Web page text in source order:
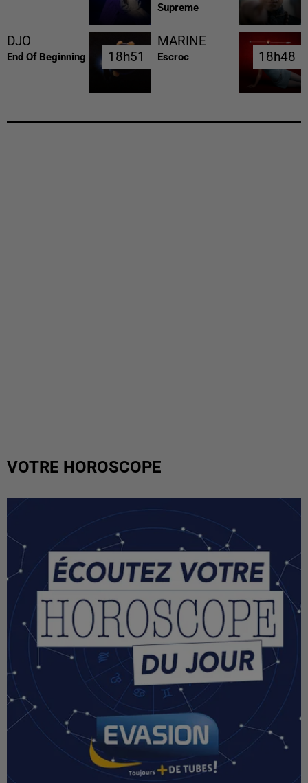
Supreme
DJO
End Of Beginning 18h51
18h51
MARINE
Escroc 18h48
18h48
VOTRE HOROSCOPE